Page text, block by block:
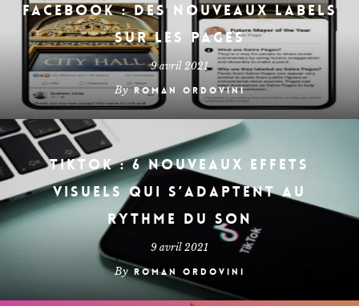
Facebook : des nouveaux labels
sur les pages
9 avril 2021
By Roman Ordovini
TikTok : 6 nouveaux effets
visuels qui s’adaptent au
rythme du son
9 avril 2021
By Roman Ordovini